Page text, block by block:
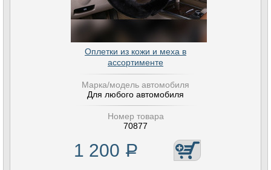
Оплетки из кожи и меха в
ассортименте
Марка/модель автомобиля
Для любого автомобиля
Номер товара
70877
1 200 Р